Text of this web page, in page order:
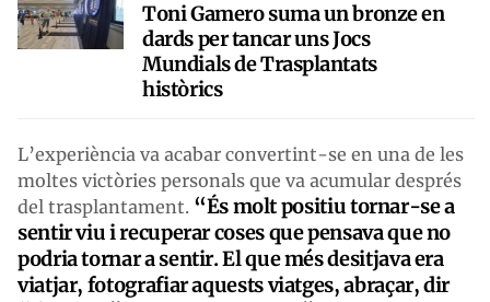
Toni Gamero suma un bronze en
dards per tancar uns Jocs
Mundials de Trasplantats
històrics
L’experiència va acabar convertint-se en una de les
moltes victòries personals que va acumular després
del trasplantament. “És molt positiu tornar-se a
sentir viu i recuperar coses que pensava que no
podria tornar a sentir. El que més desitjava era
viatjar, fotografiar aquests viatges, abraçar, dir